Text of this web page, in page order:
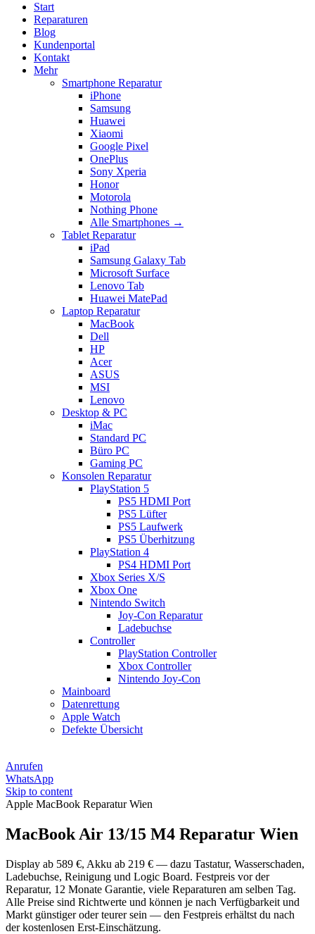
Start
Reparaturen
Blog
Kundenportal
Kontakt
Mehr
Smartphone Reparatur
iPhone
Samsung
Huawei
Xiaomi
Google Pixel
OnePlus
Sony Xperia
Honor
Motorola
Nothing Phone
Alle Smartphones →
Tablet Reparatur
iPad
Samsung Galaxy Tab
Microsoft Surface
Lenovo Tab
Huawei MatePad
Laptop Reparatur
MacBook
Dell
HP
Acer
ASUS
MSI
Lenovo
Desktop & PC
iMac
Standard PC
Büro PC
Gaming PC
Konsolen Reparatur
PlayStation 5
PS5 HDMI Port
PS5 Lüfter
PS5 Laufwerk
PS5 Überhitzung
PlayStation 4
PS4 HDMI Port
Xbox Series X/S
Xbox One
Nintendo Switch
Joy-Con Reparatur
Ladebuchse
Controller
PlayStation Controller
Xbox Controller
Nintendo Joy-Con
Mainboard
Datenrettung
Apple Watch
Defekte Übersicht
Anrufen
WhatsApp
Skip to content
Apple MacBook Reparatur Wien
MacBook Air 13/15 M4 Reparatur Wien
Display ab 589 €, Akku ab 219 € — dazu Tastatur, Wasserschaden,
Ladebuchse, Reinigung und Logic Board. Festpreis vor der
Reparatur, 12 Monate Garantie, viele Reparaturen am selben Tag.
Alle Preise sind Richtwerte und können je nach Verfügbarkeit und
Markt günstiger oder teurer sein — den Festpreis erhältst du nach
der kostenlosen Erst-Einschätzung.